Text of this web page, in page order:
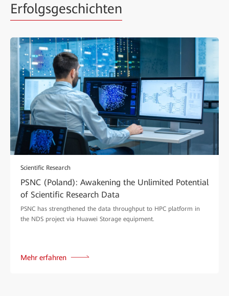
Erfolgsgeschichten
Scientific Research
PSNC (Poland): Awakening the Unlimited Potential
of Scientific Research Data
PSNC has strengthened the data throughput to HPC platform in
the NDS project via Huawei Storage equipment.
Mehr erfahren